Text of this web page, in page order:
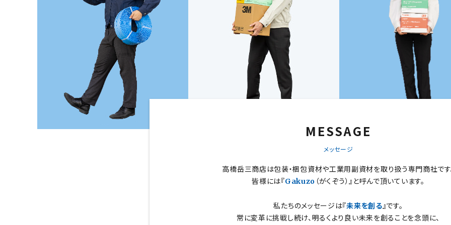
MESSAGE
メッセージ
高橋岳三商店は包装・梱包資材や工業用副資材を取り扱う専門商社です
皆様には『Gakuzo （がくぞう）』と呼んで頂いています。
私たちのメッセージは『未来を創る 』です。
常に変革に挑戦し続け、明るくより良い未来を創ることを念頭に、